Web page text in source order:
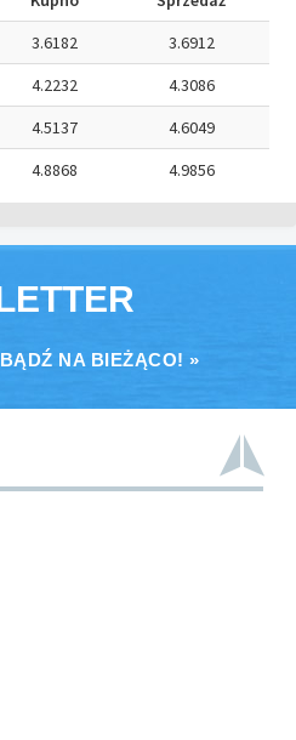
3.6182
3.6912
4.2232
4.3086
4.5137
4.6049
4.8868 4.9856
NA BIEŻĄCO! »